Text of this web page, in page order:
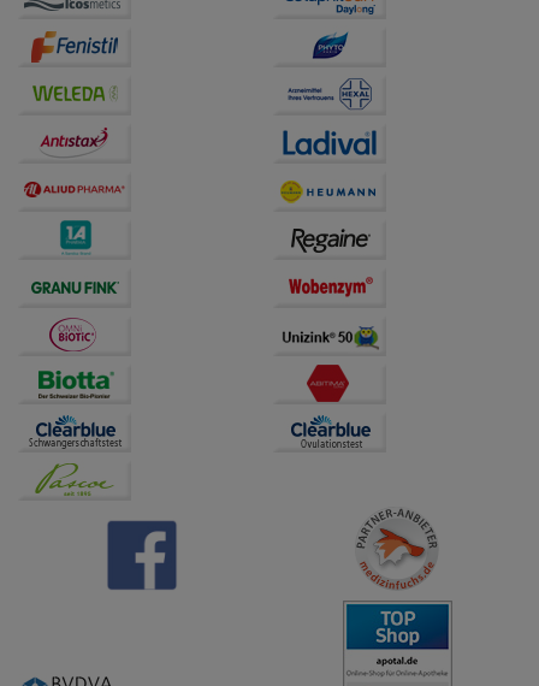
auf unserer Website aber auch die Werbung auf
Drittseiten möglichst relevant für Sie zu gestalten.
Bitte beachten Sie, dass Daten hierfür teilweise an
Dritte wie z.B. Google oder soziale Medien
übertragen werden.